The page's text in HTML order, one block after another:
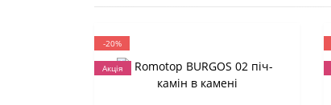
-20%
Акція